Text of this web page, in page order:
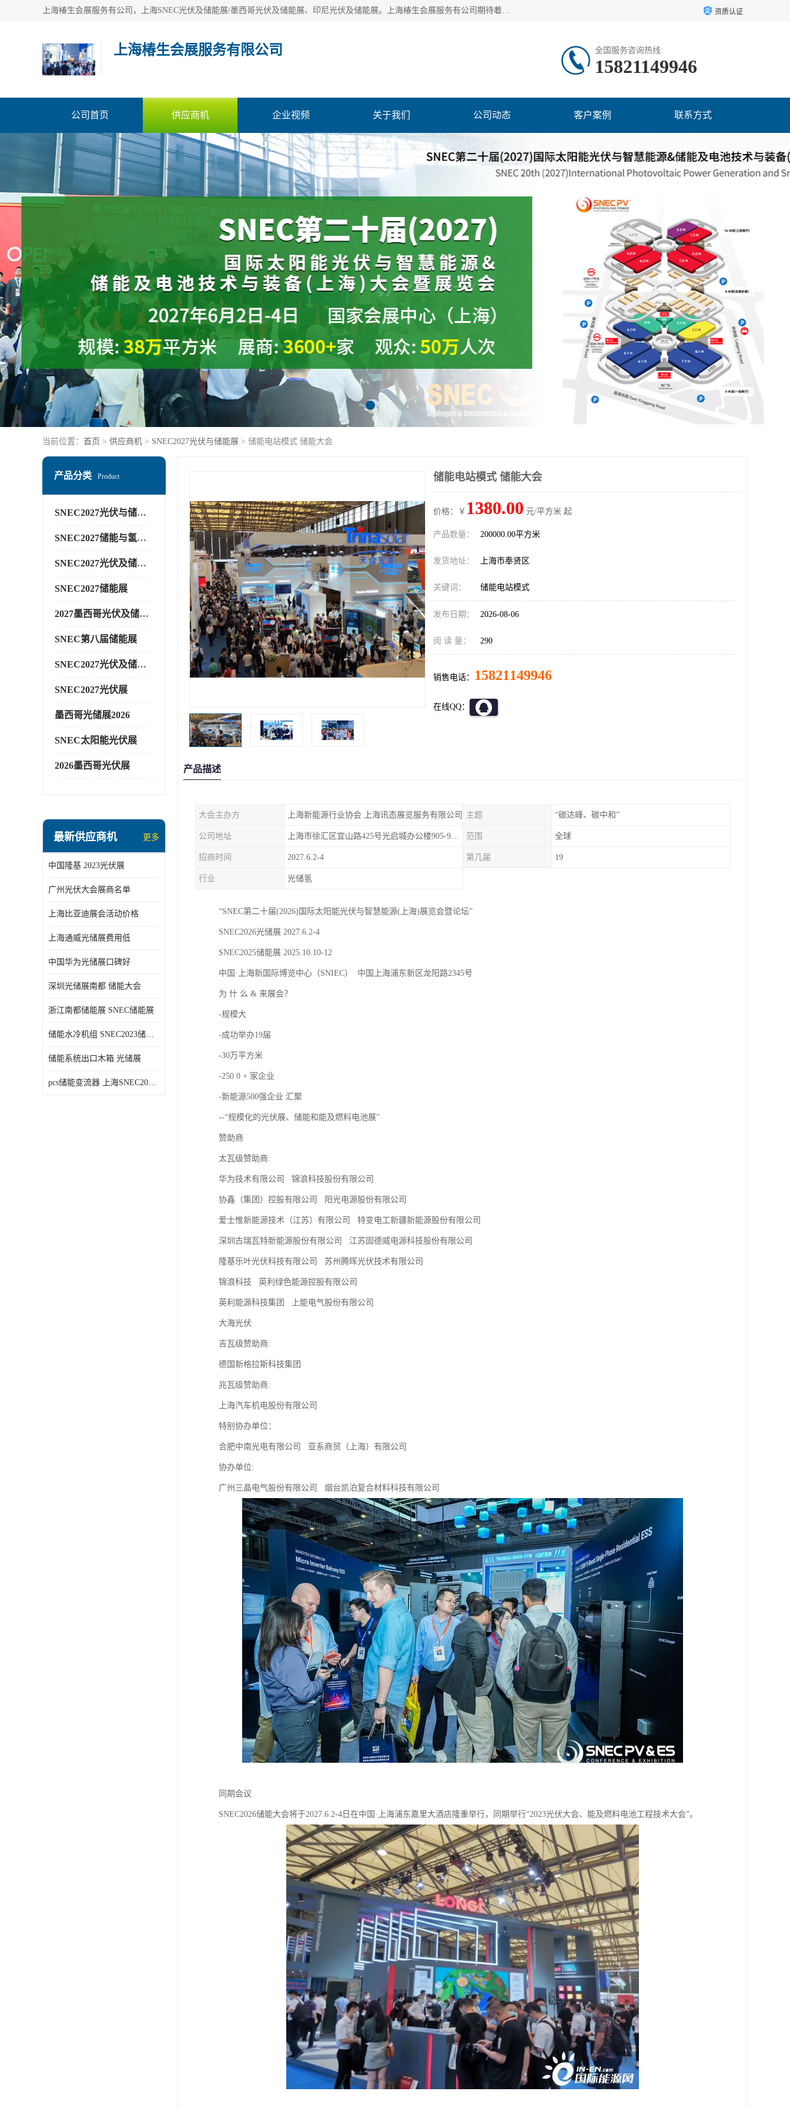
上海椿生会展服务有公司，上海SNEC光伏及储能展/墨西哥光伏及储能展、印尼光伏及储能展。上海椿生会展服务有公司期待着相关业者聚首我们的新能源平台，从产业的视野、以问题为导向，一起把脉中国、亚洲及世界太阳能光伏及储能市场。 资质认证
上海椿生会展服务有限公司 全国服务咨询热线:
15821149946
公司首页 供应商机 企业视频 关于我们 公司动态 客户案例 联系方式
当前位置： 首页 > 供应商机 > SNEC2027光伏与储能展 > 储能电站模式 储能大会
产品分类 Product
SNEC2027光伏与储能展
SNEC2027储能与氢能展
SNEC2027光伏及储能展
SNEC2027储能展
2027墨西哥光伏及储能展
SNEC第八届储能展
SNEC2027光伏及储能展
SNEC2027光伏展
墨西哥光储展2026
SNEC太阳能光伏展
2026墨西哥光伏展
最新供应商机 更多
中国隆基 2023光伏展
广州光伏大会展商名单
上海比亚迪展会活动价格
上海通威光储展费用低
中国华为光储展口碑好
深圳光储展南都 储能大会
浙江南都储能展 SNEC储能展
储能水冷机组 SNEC2023储能展
储能系统出口木箱 光储展
pcs储能变流器 上海SNEC2023光伏展
储能电站模式 储能大会
价格：￥ 1380.00 元/平方米 起
产品数量： 200000.00平方米
发货地址： 上海市奉贤区
关键词： 储能电站模式
发布日期： 2026-08-06
阅 读 量： 290
销售电话： 15821149946
在线QQ：
产品描述
大会主办方 上海新能源行业协会 上海讯态展览服务有限公司 主题 “碳达峰、碳中和”
公司地址 上海市徐汇区宜山路425号光启城办公楼905-907室 范围 全球
招商时间 2027.6.2-4 第几届 19
行业 光储氢
“SNEC第二十届(2026)国际太阳能光伏与智慧能源(上海)展览会暨论坛”
SNEC2026光储展 2027.6.2-4
SNEC2025储能展 2025.10.10-12
中国·上海新国际博览中心（SNIEC） 中国上海浦东新区龙阳路2345号
为 什 么 & 来展会？
-规模大
-成功举办19届
-30万平方米
-250 0 + 家企业
-新能源500强企业 汇聚
--“规模化的光伏展、储能和能及燃料电池展”
赞助商
太瓦级赞助商:
华为技术有限公司 锦浪科技股份有限公司
协鑫（集团）控股有限公司 阳光电源股份有限公司
爱士惟新能源技术（江苏）有限公司 特变电工新疆新能源股份有限公司
深圳古瑞瓦特新能源股份有限公司 江苏固德威电源科技股份有限公司
隆基乐叶光伏科技有限公司 苏州腾晖光伏技术有限公司
锦浪科技 英利绿色能源控股有限公司
英利能源科技集团 上能电气股份有限公司
大海光伏
吉瓦级赞助商:
德国新格拉斯科技集团
兆瓦级赞助商:
上海汽车机电股份有限公司
特别协办单位：
合肥中南光电有限公司 亚系商贸（上海）有限公司
协办单位:
广州三晶电气股份有限公司 烟台凯泊复合材料科技有限公司
同期会议
SNEC2026储能大会将于2027.6.2-4日在中国·上海浦东嘉里大酒店隆重举行，同期举行“2023光伏大会、能及燃料电池工程技术大会”。